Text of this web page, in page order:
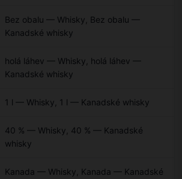
Bez obalu — Whisky Bez obalu —
Kanadské whisky
holá láhev — Whisky holá láhev —
Kanadské whisky
1 l — Whisky 1 l — Kanadské whisky
40 % — Whisky 40 % — Kanadské
whisky
Kanada — Whisky Kanada — Kanadské